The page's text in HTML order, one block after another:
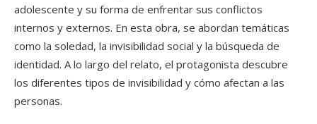
adolescente y su forma de enfrentar sus conflictos
internos y externos. En esta obra, se abordan temáticas
como la soledad, la invisibilidad social y la búsqueda de
identidad. A lo largo del relato, el protagonista descubre
los diferentes tipos de invisibilidad y cómo afectan a las
personas.